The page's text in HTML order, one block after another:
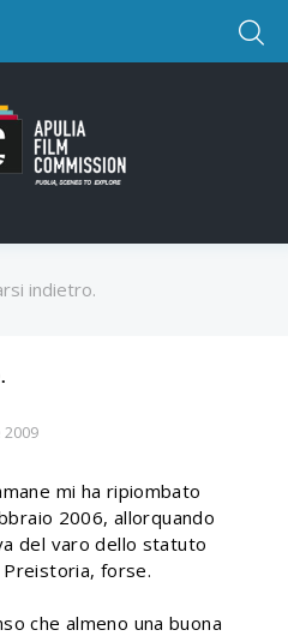
indietro.
2009
mi ha ripiombato
2006, allorquando
del varo dello statuto
Preistoria, forse.
che almeno una buona